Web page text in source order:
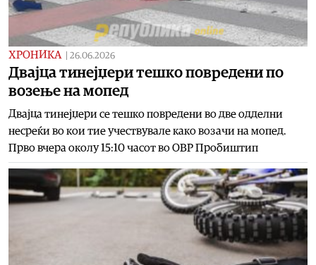
ХРОНИКА 26.06.2026
Двајца тинејџери тешко повредени по
возење на мопед
Двајца тинејџери се тешко повредени во две одделни
несреќи во кои тие учествувале како возачи на мопед.
Прво вчера околу 15:10 часот во ОВР Пробиштип